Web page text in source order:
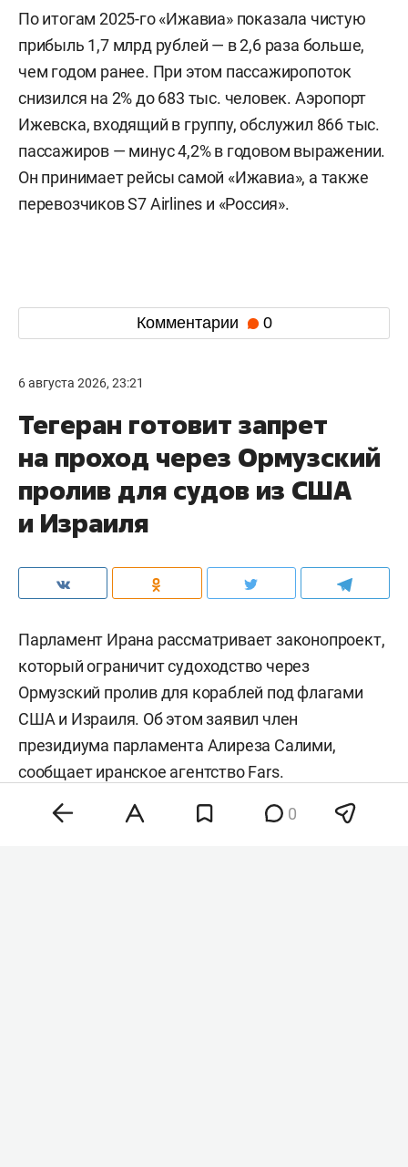
По итогам 2025-го «Ижавиа» показала чистую
прибыль 1,7 млрд рублей — в 2,6 раза больше,
чем годом ранее. При этом пассажиропоток
снизился на 2% до 683 тыс. человек. Аэропорт
Ижевска, входящий в группу, обслужил 866 тыс.
пассажиров — минус 4,2% в годовом выражении.
Он принимает рейсы самой «Ижавиа», а также
перевозчиков S7 Airlines и «Россия».
Комментарии 0
6 августа 2026, 23:21
Тегеран готовит запрет
на проход через Ормузский
пролив для судов из США
и Израиля
Парламент Ирана рассматривает законопроект,
который ограничит судоходство через
Ормузский пролив для кораблей под флагами
США и Израиля. Об этом заявил член
президиума парламента Алиреза Салими,
сообщает иранское агентствоFars.
0